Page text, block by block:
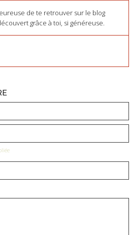
de te retrouver sur le blog
grâce à toi, si généreuse.